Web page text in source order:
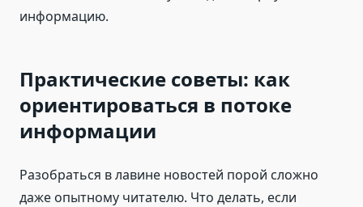
информацию.
Практические советы: как
ориентироваться в потоке
информации
Разобраться в лавине новостей порой сложно
даже опытному читателю. Что делать, если